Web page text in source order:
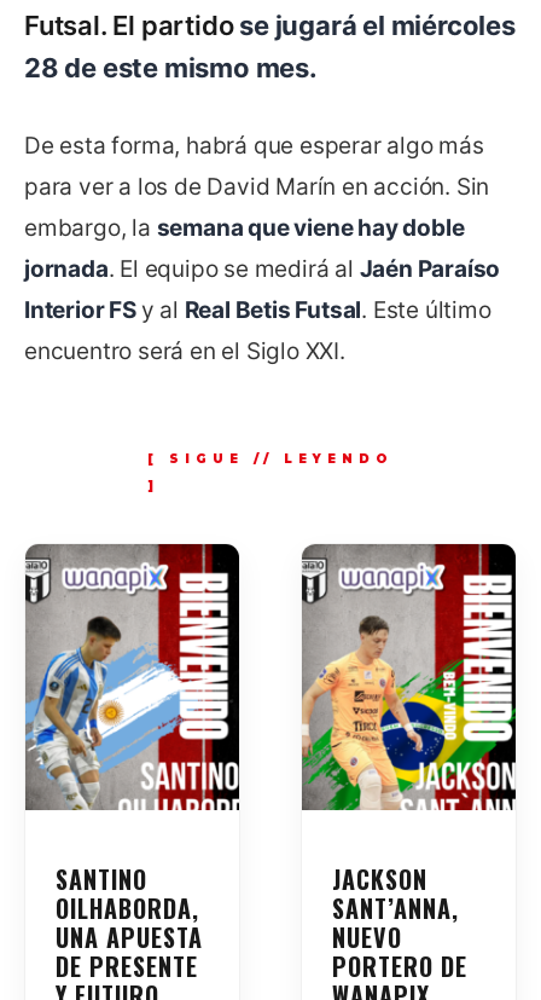
Futsal. El partidose jugará el miércoles
28 de este mismo mes.
De esta forma, habrá que esperar algo más
para ver a los de David Marín en acción. Sin
embargo, la semana que viene hay doble
jornada. El equipo se medirá al Jaén Paraíso
Interior FS y al Real Betis Futsal. Este último
encuentro será en el Siglo XXI.
SANTINO
OILHABORDA,
UNA APUESTA
DE PRESENTE
JACKSON
SANT’ANNA,
NUEVO
PORTERO DE